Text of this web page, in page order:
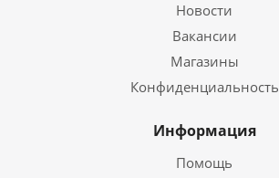
Новости
Вакансии
Магазины
Конфиденциальность
Информация
Помощь